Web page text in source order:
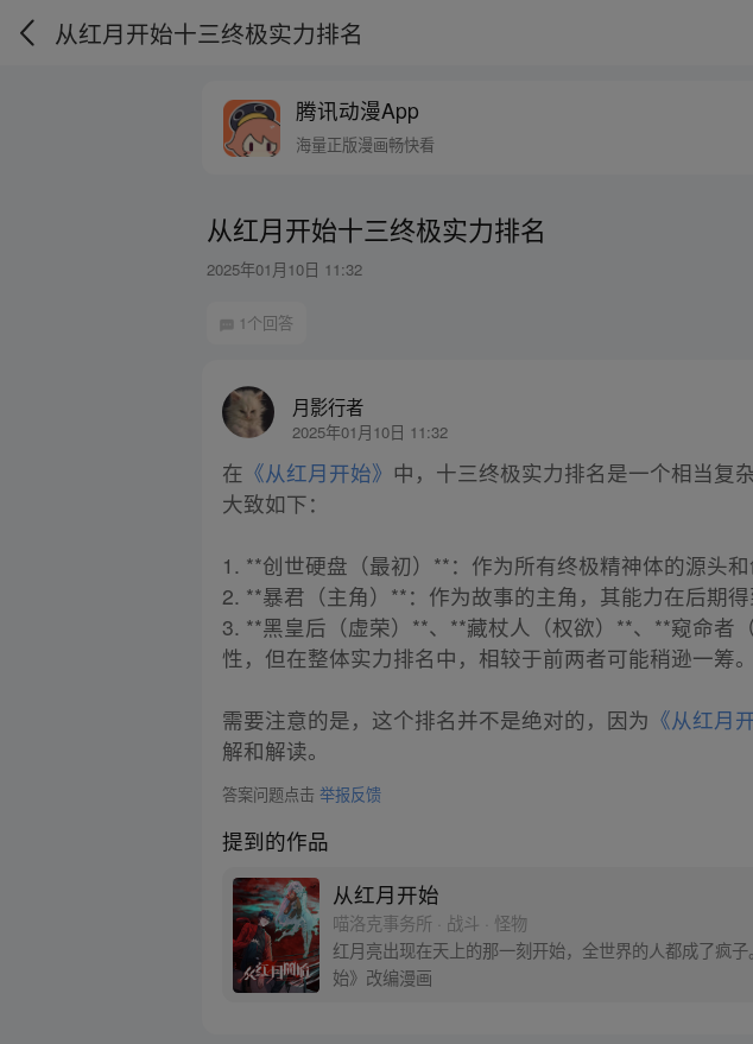
从红月开始十三终极实力排名
腾讯动漫App
海量正版漫画畅快看
从红月开始十三终极实力排名
2025年01月10日 11:32
1个回答
月影行者
2025年01月10日 11:32
在 《从红月开始》 中，十三终极实力排名是一个相当复
大致如下：
1. **创世硬盘（最初）**：作为所有终极精神体的源头
2. **暴君（主角）**：作为故事的主角，其能力在后期
3. **黑皇后（虚荣）**、**藏杖人（权欲）**、**窥命者
性，但在整体实力排名中，相较于前两者可能稍逊一筹。
需要注意的是，这个排名并不是绝对的，因为 《从红月
解和解读。
答案问题点击举报反馈
提到的作品
从红月开始
喵洛克事务所 · 战斗 · 怪物
红月亮出现在天上的那一刻开始，全世界的人都成了疯
始》改编漫画